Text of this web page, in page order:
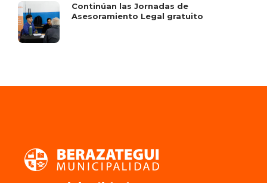
Continúan las Jornadas de
Asesoramiento Legal gratuito